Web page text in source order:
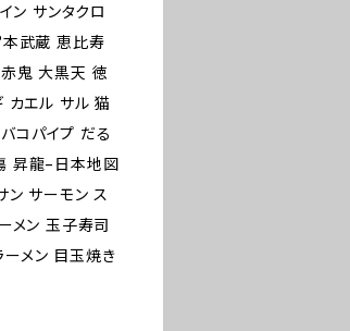
ン サンタクロ
本武蔵 恵比寿
鬼 大黒天 徳
エル サル 猫
コパイプ だる
昇龍−日本地図
ン サーモン ス
メン 玉子寿司
メン 目玉焼き